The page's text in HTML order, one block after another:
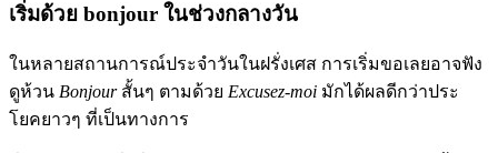
เริ่มด้วย bonjour ในช่วงกลางวัน
ในหลายสถานการณ์ประจำวันในฝรั่งเศส การเริ่มขอเลยอาจฟัง
ดูห้วน Bonjourสั้นๆ ตามด้วย Excusez-moi มักได้ผลดีกว่าประ
โยคยาวๆ ที่เป็นทางการ